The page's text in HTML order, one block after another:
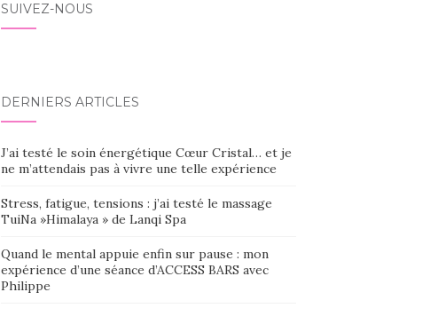
SUIVEZ-NOUS
DERNIERS ARTICLES
J’ai testé le soin énergétique Cœur Cristal… et je
ne m’attendais pas à vivre une telle expérience
Stress, fatigue, tensions : j’ai testé le massage
TuiNa »Himalaya » de Lanqi Spa
Quand le mental appuie enfin sur pause : mon
expérience d’une séance d’ACCESS BARS avec
Philippe